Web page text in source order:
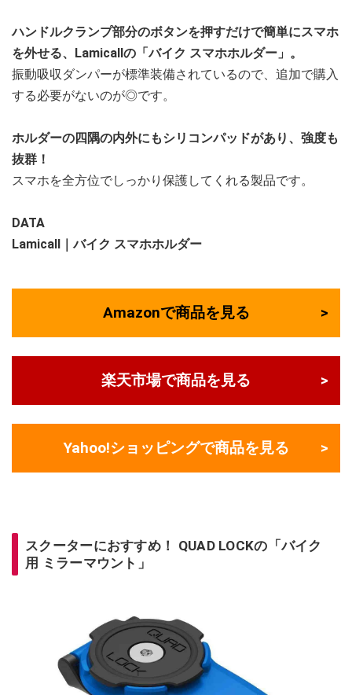
ハンドルクランプ部分のボタンを押すだけで簡単にスマホ
を外せる、Lamicallの「バイク スマホホルダー」。
振動吸収ダンパーが標準装備されているので、追加で購入
する必要がないのが◎です。
ホルダーの四隅の内外にもシリコンパッドがあり、強度も
抜群！
スマホを全方位でしっかり保護してくれる製品です。
DATA
Lamicall｜バイク スマホホルダー
Amazonで商品を見る
楽天市場で商品を見る
Yahoo!ショッピングで商品を見る
スクーターにおすすめ！ QUAD LOCKの「バイク
用 ミラーマウント」